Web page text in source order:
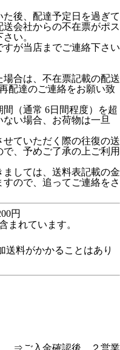
後、配達予定日を過ぎて
会社からの不在票がポス
い。
が当店までご連絡下さい
合は、不在票記載の配送
配達のご連絡をお願い致
（通常 6日間程度）を超
い場合、お荷物は一旦
ていただく際の往復の送
、予めご了承の上ご利用
しては、送料表記載の金
ので、追ってご連絡をさ
円
まれています。
送料がかかることはあり